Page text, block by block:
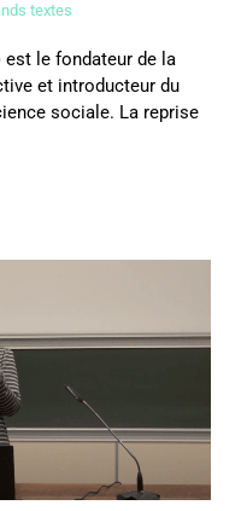
textes
est le fondateur de la
et introducteur du
sociale. La reprise